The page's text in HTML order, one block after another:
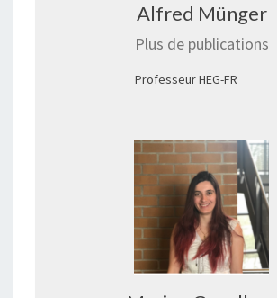
Alfred Münger
Plus de publications
Professeur HEG-FR